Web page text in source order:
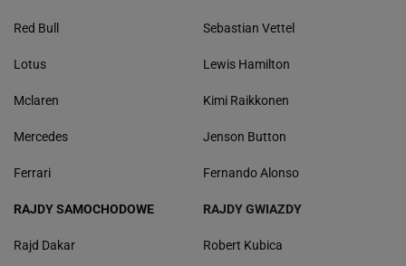
Red Bull
Lotus
Mclaren
Mercedes
Ferrari
Sebastian Vettel
Lewis Hamilton
Kimi Raikkonen
Jenson Button
Fernando Alonso
RAJDY SAMOCHODOWE
Rajd Dakar
RAJDY GWIAZDY
Robert Kubica